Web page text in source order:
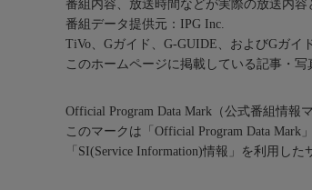
番組内容、放送時間などが実際の放送内容
番組データ提供元：IPG Inc.
TiVo、Gガイド、G-GUIDE、およびGガイ
このホームページに掲載している記事・
Official Program Data Mark（公式番組情報マ
このマークは「Official Program Data Mark
「SI(Service Information)情報」を利用し